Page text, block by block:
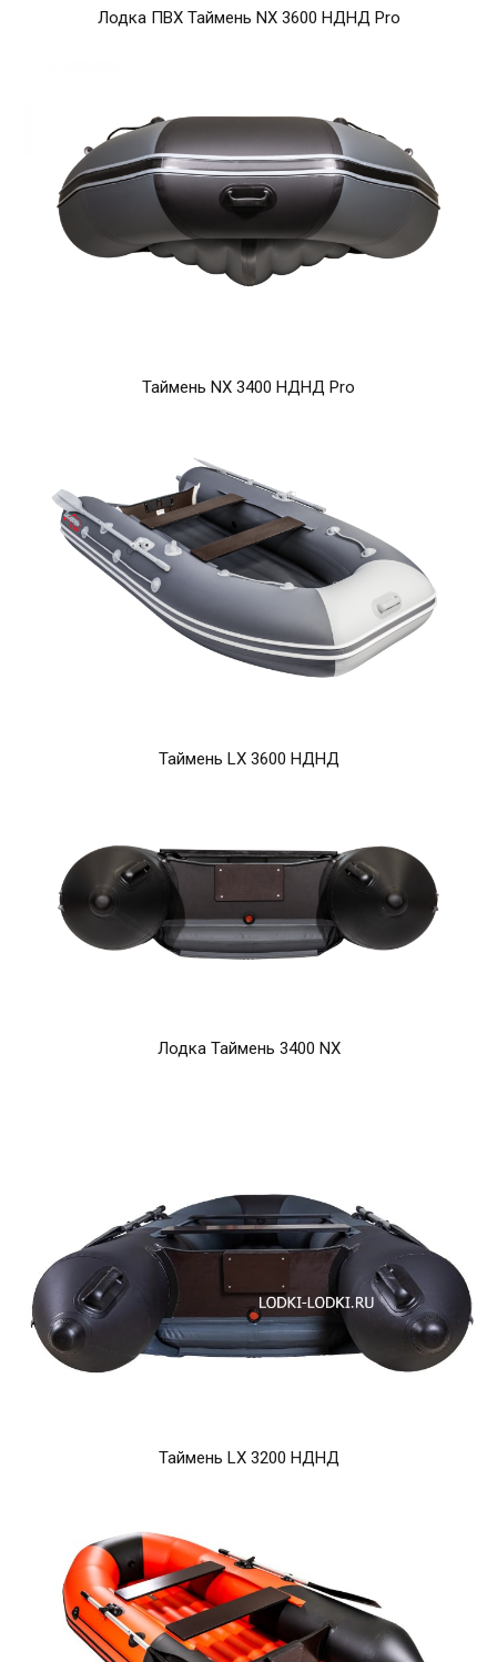
Лодка ПВХ Таймень NX 3600 НДНД Pro
Таймень NX 3400 НДНД Pro
Таймень LX 3600 НДНД
Лодка Таймень 3400 NX
Таймень LX 3200 НДНД